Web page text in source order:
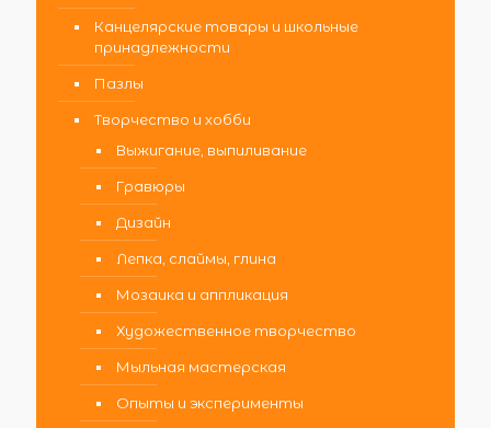
Канцелярские товары и школьные
принадлежности
Пазлы
Творчество и хобби
Выжигание, выпиливание
Гравюры
Дизайн
Лепка, слаймы, глина
Мозаика и аппликация
Художественное творчество
Мыльная мастерская
Опыты и эксперименты